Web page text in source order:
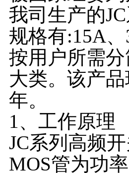
我司生产的
规格有:15A
按用户所需
大类。该产
年。
1、工作原理
JC系列高频
MOS管为功